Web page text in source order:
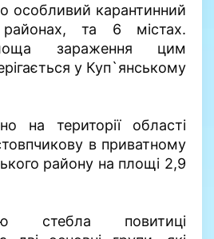
особливий карантинний
та 6 містах.
зараження цим
у Куп`янському
на території області
в приватному
району на площі 2,9
стебла повитиці